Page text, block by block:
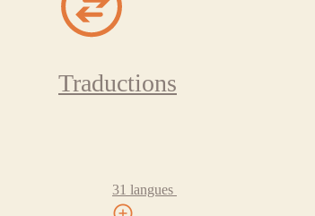
Traductions
31 langues